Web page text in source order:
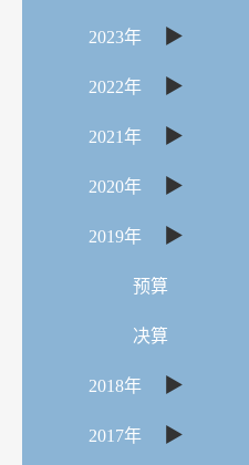
2023年 ▶
2022年 ▶
2021年 ▶
2020年 ▶
2019年 ▶
预算
决算
2018年 ▶
2017年 ▶